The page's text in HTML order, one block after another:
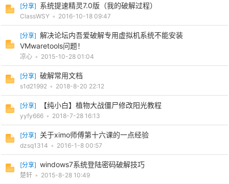
破
解
[分享] 系统提速精灵7.0版（我的破解过程）
ClassWSY • 2016-10-18 09:47
[分享] 解决论坛内吾爱破解专用虚拟机系统不能安装
VMwaretools问题！
凉心 • 2015-10-28 01:04
[分享] 破解常用文档
s1d21992 • 2018-8-20 22:12
[分享] 【纯小白】植物大战僵尸修改阳光教程
yyfy666 • 2018-7-28 16:13
[分享] 关于ximo师傅第十六课的一点经验
dzsq1314 • 2016-1-8 00:57
[分享] windows7系统登陆密码破解技巧
楚轩 • 2015-8-28 10:49